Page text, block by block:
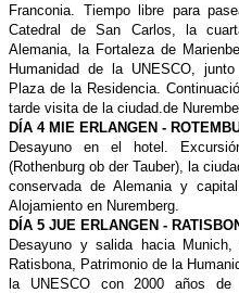
Franconia. Tiempo libre para
Catedral de San Carlos, la
Alemania, la Fortaleza de
Humanidad de la UNESCO,
Plaza de la Residencia.
tarde visita de la ciudad.de
DÍA 4 MIE ERLANGEN -
Desayuno en el hotel.
(Rothenburg ob der Tauber), la
conservada de Alemania y capital
Alojamiento en Nuremberg.
DÍA 5 JUE ERLANGEN -
Desayuno y salida hacia Munich,
Ratisbona, Patrimonio de la
la UNESCO con 2000 años de